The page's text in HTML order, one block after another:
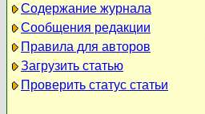
Содержание журнала
Сообщения редакции
Правила для авторов
Загрузить статью
Проверить статус статьи